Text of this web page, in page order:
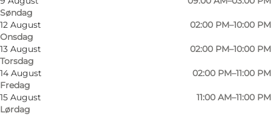
Søndag
12 August
Onsdag
02:00 PM–10:00 PM
13 August
Torsdag
02:00 PM–10:00 PM
14 August
Fredag
02:00 PM–11:00 PM
15 August
Lørdag
11:00 AM–11:00 PM
Leder du efter et klassisk værtshus i Odense,
hvor stemningen er uformel og nede på
jorden? Ved havnen finder du et sted, hvor du
kan sætte tempoet lidt ned og nyde en drink i
godt selskab. Her er der ikke fokus på fine
fornemmelser – men på nærvær, grin og gode